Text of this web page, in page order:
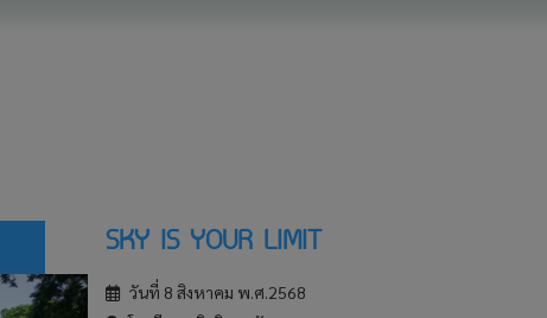
SKY IS YOUR LIMIT
วันที่ 8 สิงหาคม พ.ศ.2568